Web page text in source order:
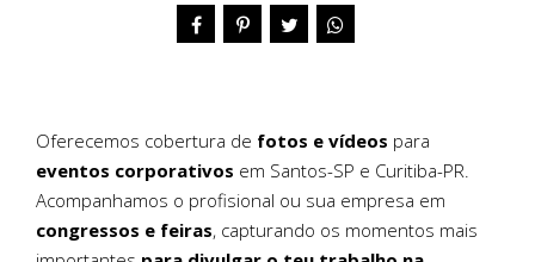
Oferecemos cobertura de fotos e vídeos para
eventos corporativos em Santos-SP e Curitiba-PR.
Acompanhamos o profisional ou sua empresa em
congressos e feiras, capturando os momentos mais